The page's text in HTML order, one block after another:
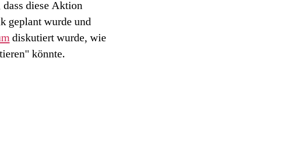
dass diese Aktion
geplant wurde und
diskutiert wurde, wie
könnte.